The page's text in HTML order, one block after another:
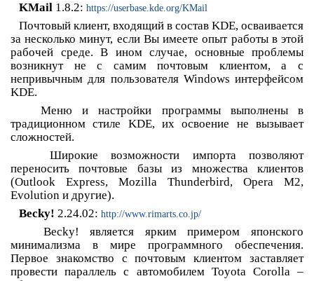
KMail 1.8.2: https://userbase.kde.org/KMail
Почтовый клиент, входящий в состав KDE, осваивается
за несколько минут, если Вы имеете опыт работы в этой
рабочей среде. В ином случае, основные проблемы
возникнут не с самим почтовым клиентом, а с
непривычным для пользователя Windows интерфейсом
KDE.
Меню и настройки программы выполнены в
традиционном стиле KDE, их освоение не вызывает
сложностей.
Широкие возможности импорта позволяют
переносить почтовые базы из множества клиентов
(Outlook Express, Mozilla Thunderbird, Opera M2,
Evolution и другие).
Becky! 2.24.02: http://www.rimarts.co.jp/
Becky! является ярким примером японского
минимализма в мире программного обеспечения.
Первое знакомство с почтовым клиентом заставляет
провести параллель с автомобилем Toyota Corolla –